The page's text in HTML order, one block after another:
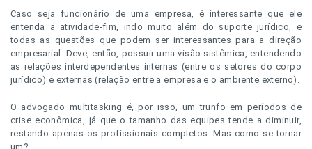
Caso seja funcionário de uma empresa, é interessante que ele
entenda a atividade-fim, indo muito além do suporte jurídico, e
todas as questões que podem ser interessantes para a direção
empresarial. Deve, então, possuir uma visão sistêmica, entendendo
as relações interdependentes internas (entre os setores do corpo
jurídico) e externas (relação entre a empresa e o ambiente externo).
O advogado multitasking é, por isso, um trunfo em períodos de
crise econômica, já que o tamanho das equipes tende a diminuir,
restando apenas os profissionais completos. Mas como se tornar
um?